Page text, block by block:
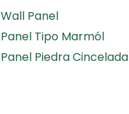
Wall Panel
Panel Tipo Marmól
Panel Piedra Cincelada